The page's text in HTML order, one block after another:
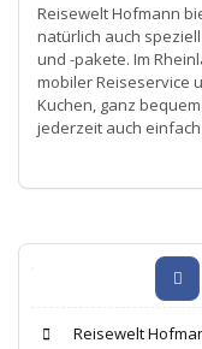
Reisewelt Hofmann
natürlich auch
und -pakete. Im
mobiler Reiseservice
Kuchen, ganz
jederzeit auch
Reisewelt